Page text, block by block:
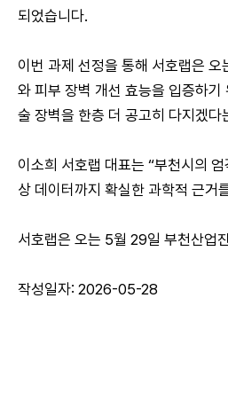
되었습니다.
이번 과제 선정을 통해 서호랩은
와 피부 장벽 개선 효능을 입증하
술 장벽을 한층 더 공고히 다지겠다
이소희 서호랩 대표는 “부천시의
상 데이터까지 확실한 과학적 근거
서호랩은 오는 5월 29일 부천산업
작성일자: 2026-05-28